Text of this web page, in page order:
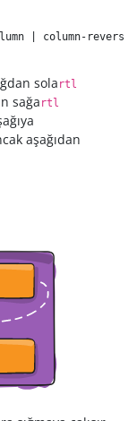
| column-reverse;
sola rtl
sağa rtl
aşağıdan